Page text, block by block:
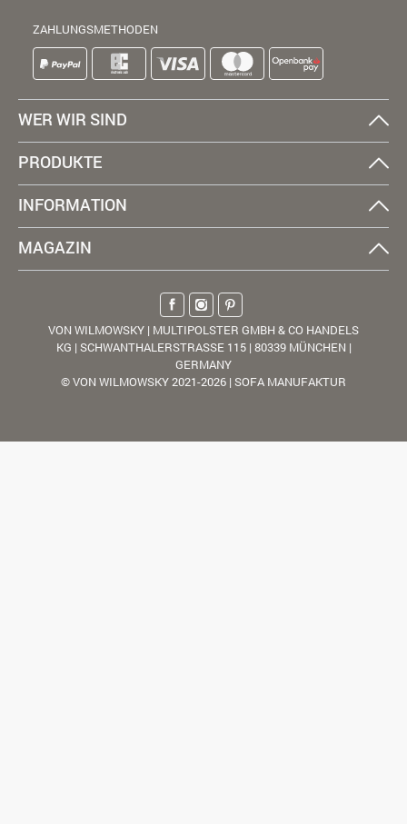
ZAHLUNGSMETHODEN
WER WIR SIND
PRODUKTE
INFORMATION
MAGAZIN
VON WILMOWSKY | MULTIPOLSTER GMBH & CO HANDELS
KG | SCHWANTHALERSTRASSE 115 | 80339 MÜNCHEN |
GERMANY
© VON WILMOWSKY 2021-2026 | SOFA MANUFAKTUR